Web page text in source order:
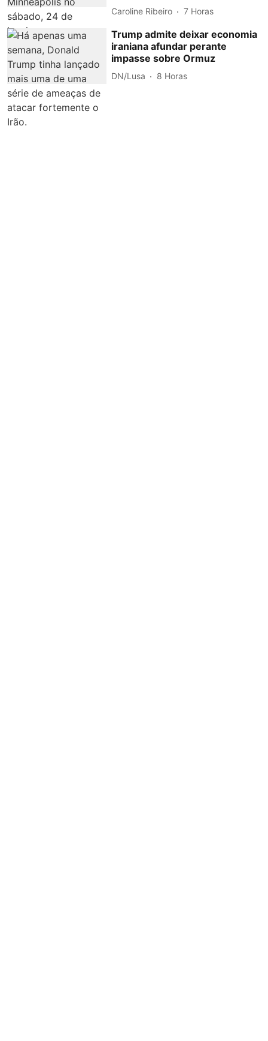
Caroline Ribeiro 7 Horas
Trump admite deixar economia
iraniana afundar perante
impasse sobre Ormuz
DN/Lusa 8 Horas